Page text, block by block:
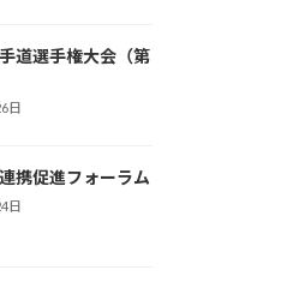
道選手権大会（第
日
携促進フォーラム
日